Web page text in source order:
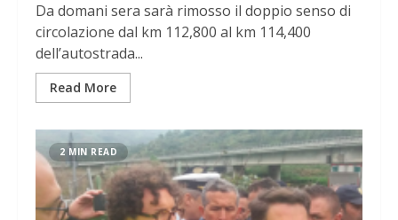
Da domani sera sarà rimosso il doppio senso di
circolazione dal km 112,800 al km 114,400
dell’autostrada...
Read More
2 MIN READ